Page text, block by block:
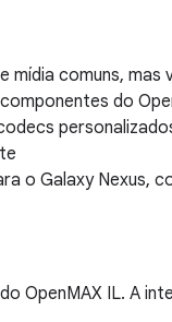
comuns, mas
do
o Galaxy Nexus,
OpenMAX IL. A